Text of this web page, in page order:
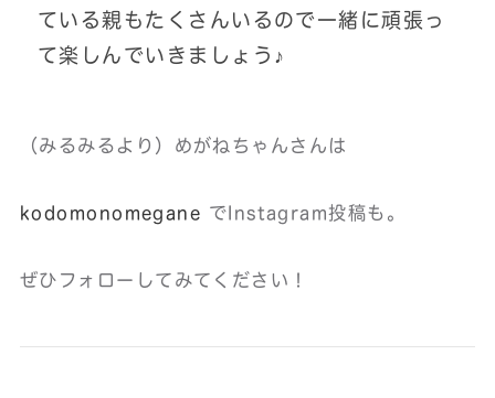
ている親もたくさんいるので一緒に頑張っ
て楽しんでいきましょう♪
（みるみるより）めがねちゃんさんは
kodomonomegane でInstagram投稿も。
ぜひフォローしてみてください！